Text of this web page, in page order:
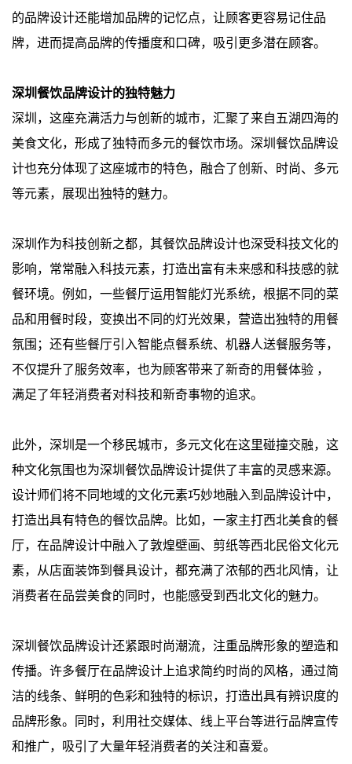
的品牌设计还能增加品牌的记忆点，让顾客更容易记住品
牌，进而提高品牌的传播度和口碑，吸引更多潜在顾客。
深圳餐饮品牌设计的独特魅力
深圳，这座充满活力与创新的城市，汇聚了来自五湖四海的
美食文化，形成了独特而多元的餐饮市场。深圳餐饮品牌设
计也充分体现了这座城市的特色，融合了创新、时尚、多元
等元素，展现出独特的魅力。
深圳作为科技创新之都，其餐饮品牌设计也深受科技文化的
影响，常常融入科技元素，打造出富有未来感和科技感的就
餐环境。例如，一些餐厅运用智能灯光系统，根据不同的菜
品和用餐时段，变换出不同的灯光效果，营造出独特的用餐
氛围；还有些餐厅引入智能点餐系统、机器人送餐服务等，
不仅提升了服务效率，也为顾客带来了新奇的用餐体验 ，
满足了年轻消费者对科技和新奇事物的追求。
此外，深圳是一个移民城市，多元文化在这里碰撞交融，这
种文化氛围也为深圳餐饮品牌设计提供了丰富的灵感来源。
设计师们将不同地域的文化元素巧妙地融入到品牌设计中，
打造出具有特色的餐饮品牌。比如，一家主打西北美食的餐
厅，在品牌设计中融入了敦煌壁画、剪纸等西北民俗文化元
素，从店面装饰到餐具设计，都充满了浓郁的西北风情，让
消费者在品尝美食的同时，也能感受到西北文化的魅力。
深圳餐饮品牌设计还紧跟时尚潮流，注重品牌形象的塑造和
传播。许多餐厅在品牌设计上追求简约时尚的风格，通过简
洁的线条、鲜明的色彩和独特的标识，打造出具有辨识度的
品牌形象。同时，利用社交媒体、线上平台等进行品牌宣传
和推广，吸引了大量年轻消费者的关注和喜爱。